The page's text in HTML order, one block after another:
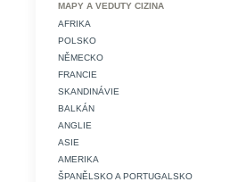
MAPY A VEDUTY CIZINA
AFRIKA
POLSKO
NĚMECKO
FRANCIE
SKANDINÁVIE
BALKÁN
ANGLIE
ASIE
AMERIKA
ŠPANĚLSKO A PORTUGALSKO